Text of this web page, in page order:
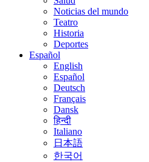
Noticias del mundo
Teatro
Historia
Deportes
Español
English
Español
Deutsch
Français
Dansk
हिन्दी
Italiano
日本語
한국어